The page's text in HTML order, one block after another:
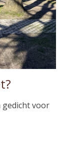
gedicht voor